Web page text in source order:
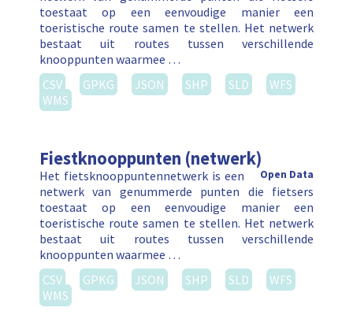
toestaat op een eenvoudige manier een
toeristische route samen te stellen. Het netwerk
bestaat uit routes tussen verschillende
knooppunten waarmee …
CSV
GPKG JSON SHP SLD
WFS
WMS
Fiestknooppunten (netwerk)
Open Data
Het fietsknooppuntennetwerk is een
netwerk van genummerde punten die fietsers
toestaat op een eenvoudige manier een
toeristische route samen te stellen. Het netwerk
bestaat uit routes tussen verschillende
knooppunten waarmee …
CSV
GPKG JSON SHP SLD
WFS
WMS